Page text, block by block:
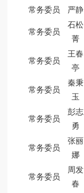
常务委员
严静
常务委员
石松
菁
常务委员
王春
亭
常务委员
秦秉
玉
常务委员
彭志
勇
常务委员
张丽
娜
常务委员
周发
春